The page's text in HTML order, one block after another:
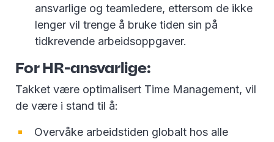
ansvarlige og teamledere, ettersom de ikke
lenger vil trenge å bruke tiden sin på
tidkrevende arbeidsoppgaver.
For HR-ansvarlige:
Takket være optimalisert Time Management, vil
de være i stand til å:
Overvåke arbeidstiden globalt hos alle